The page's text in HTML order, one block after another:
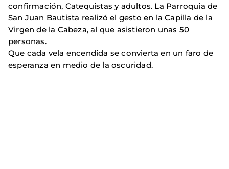
confirmación, Catequistas y adultos. La Parroquia de
San Juan Bautista realizó el gesto en la Capilla de la
Virgen de la Cabeza, al que asistieron unas 50
personas.
Que cada vela encendida se convierta en un faro de
esperanza en medio de la oscuridad.